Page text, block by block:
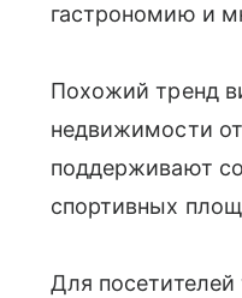
гастрономию и
Похожий тренд
недвижимости
поддерживают
спортивных
Для посетителей